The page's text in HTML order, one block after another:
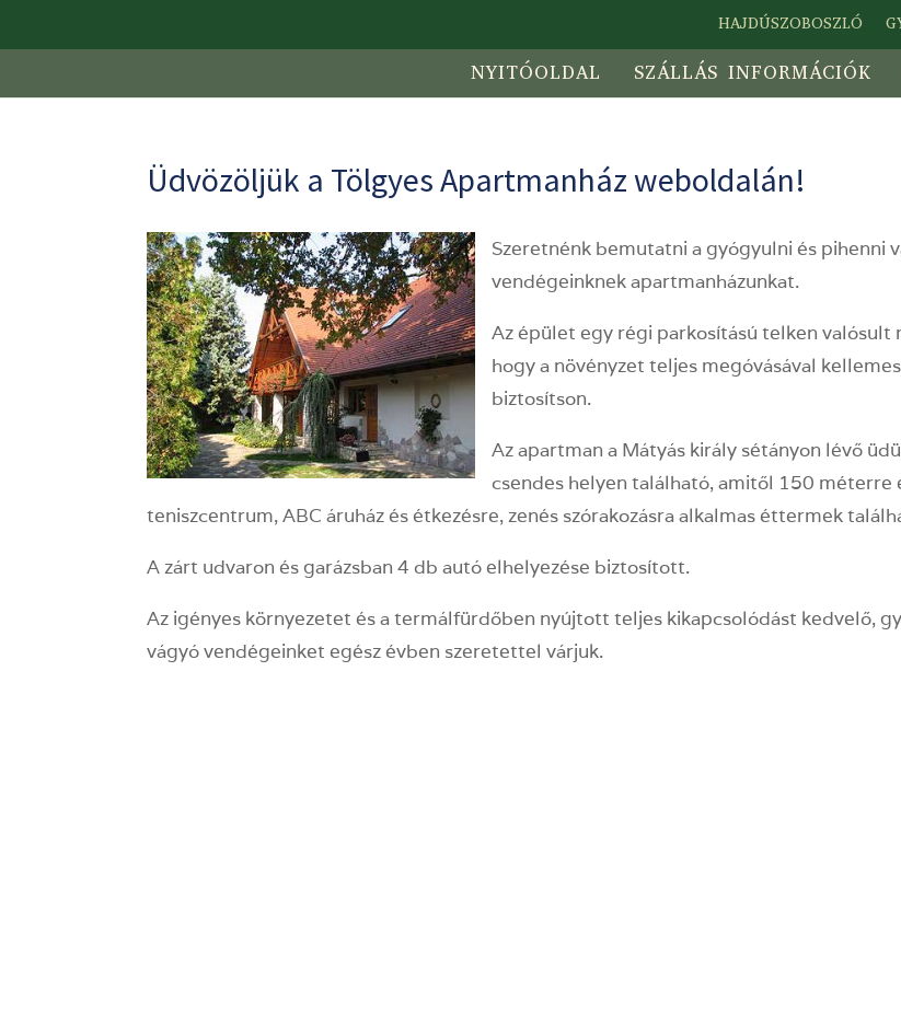
HAJDÚSZOBOSZLÓ
NYITÓOLDAL SZÁLLÁS INFORMÁCIÓK
Üdvözöljük a Tölgyes Apartmanház weboldalán!
Szeretnénk bemutatni a gyógyulni és pihenni
vendégeinknek apartmanházunkat.
Az épület egy régi parkosítású telken valósult
hogy a növényzet teljes megóvásával
biztosítson.
Az apartman a Mátyás király sétányon lévő
csendes helyen található, amitől 150 méterre
teniszcentrum, ABC áruház és étkezésre, zenés szórakozásra alkalmas éttermek
A zárt udvaron és garázsban 4 db autó elhelyezése biztosított.
Az igényes környezetet és a termálfürdőben nyújtott teljes kikapcsolódást kedvelő,
vágyó vendégeinket egész évben szeretettel várjuk.